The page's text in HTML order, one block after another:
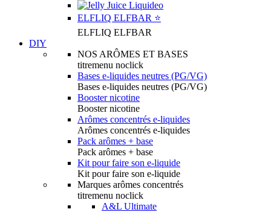
ELFLIQ ELFBAR ⭐️
ELFLIQ ELFBAR
DIY
NOS ARÔMES ET BASES
titremenu noclick
Bases e-liquides neutres (PG/VG)
Bases e-liquides neutres (PG/VG)
Booster nicotine
Booster nicotine
Arômes concentrés e-liquides
Arômes concentrés e-liquides
Pack arômes + base
Pack arômes + base
Kit pour faire son e-liquide
Kit pour faire son e-liquide
Marques arômes concentrés
titremenu noclick
A&L Ultimate